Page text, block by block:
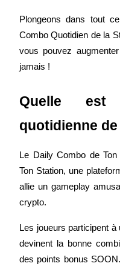
TradFi
Produits dérivés sur
Futures USDC
Futures utilisant
Plongeons dans tout
Combo Quotidien de la
vous pouvez
jamais !
Quelle est
quotidienne
Le Daily Combo de
Ton Station, une
allie un gameplay
crypto.
Les joueurs participent
devinent la bonne
des points bonus